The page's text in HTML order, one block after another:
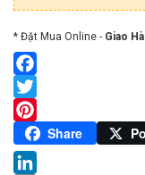
* Đặt Mua Online - Giao
Facebook
Twitter
Pinterest
Share